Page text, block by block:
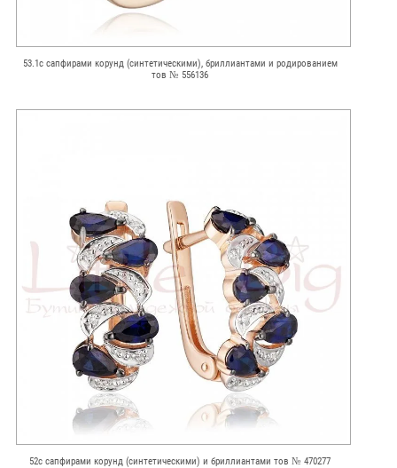
53.1с сапфирами корунд (синтетическими), бриллиантами и родированием
тов № 556136
52с сапфирами корунд (синтетическими) и бриллиантами тов № 470277